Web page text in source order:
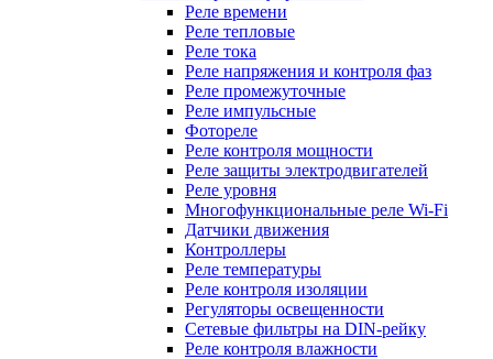
Реле времени
Реле тепловые
Реле тока
Реле напряжения и контроля фаз
Реле промежуточные
Реле импульсные
Фотореле
Реле контроля мощности
Реле защиты электродвигателей
Реле уровня
Многофункциональные реле Wi-Fi
Датчики движения
Контроллеры
Реле температуры
Реле контроля изоляции
Регуляторы освещенности
Сетевые фильтры на DIN-рейку
Реле контроля влажности